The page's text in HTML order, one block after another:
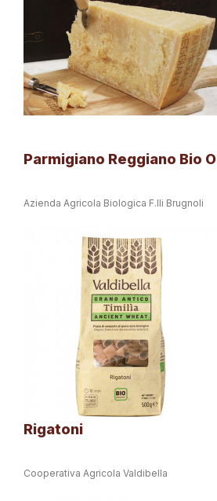
Parmigiano Reggiano Bio
Azienda Agricola Biologica F.lli Brugnoli
Rigatoni
Cooperativa Agricola Valdibella